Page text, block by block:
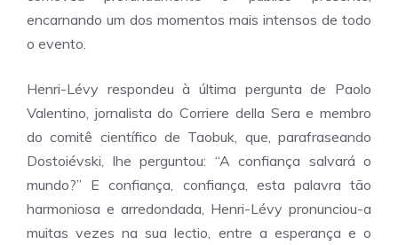
encarnando um dos momentos mais intensos de todo
o evento.
Henri-Lévy respondeu à última pergunta de Paolo
Valentino, jornalista do Corriere della Sera e membro
do comitê científico de Taobuk, que, parafraseando
Dostoiévski, lhe perguntou: “A confiança salvará o
mundo?” E confiança, confiança, esta palavra tão
harmoniosa e arredondada, Henri-Lévy pronunciou-a
muitas vezes na sua lectio, entre a esperança e o